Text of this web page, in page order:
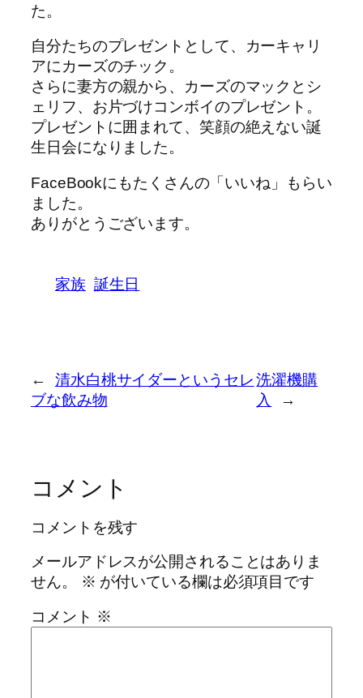
た。
自分たちのプレゼントとして、カーキャリ
アにカーズのチック。
さらに妻方の親から、カーズのマックとシ
ェリフ、お片づけコンボイのプレゼント。
プレゼントに囲まれて、笑顔の絶えない誕
生日会になりました。
FaceBookにもたくさんの「いいね」もらい
ました。
ありがとうございます。
家族 誕生日
←
清水白桃サイダーというセレ
ブな飲み物
洗濯機購
入
→
コメント
コメントを残す
メールアドレスが公開されることはありま
せん。
※ が付いている欄は必須項目です
コメント ※